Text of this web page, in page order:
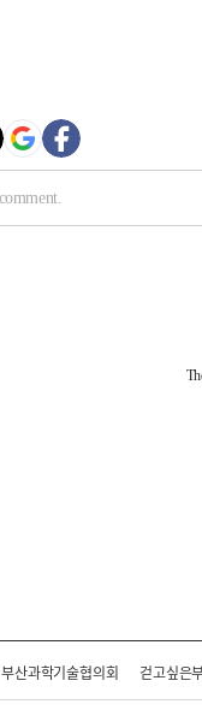
부산과학기술협의회 걷고싶은